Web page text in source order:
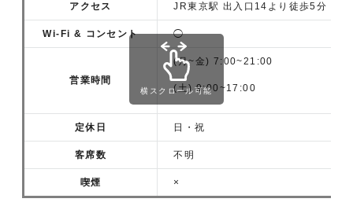
アクセス JR東京駅 出入口14より徒歩5分
Wi-Fi & コンセント ◯
営業時間
(月~金) 7:00~21:00
(土) 9:00~17:00
定休日 日・祝
客席数 不明
喫煙 ×
横スクロール可能